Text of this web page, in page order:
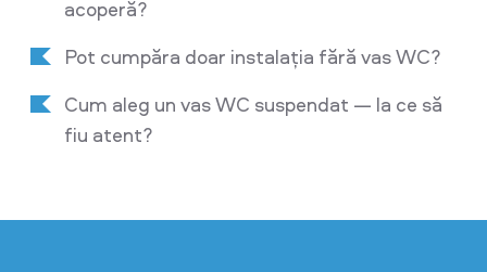
acoperă?
Pot cumpăra doar instalația fără vas WC?
Cum aleg un vas WC suspendat — la ce să
fiu atent?